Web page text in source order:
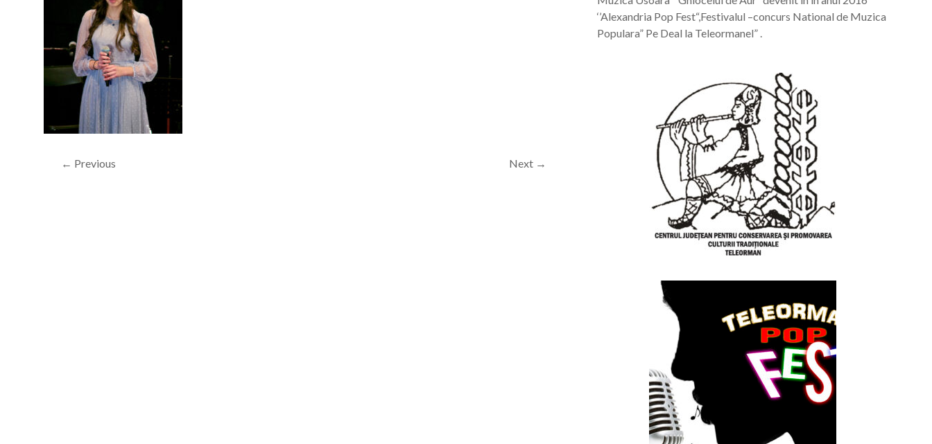
← Previous Next →
‘’Alexandria Pop Fest“,Festivalul –concurs National de Muzica
Populara” Pe Deal la Teleormanel” .